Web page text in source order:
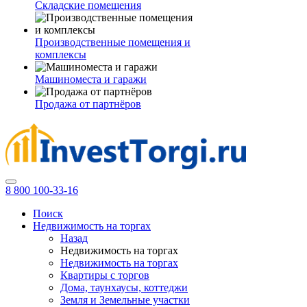
Складские помещения
Производственные помещения и
комплексы
Машиноместа и гаражи
Продажа от партнёров
8 800 100-33-16
Поиск
Недвижимость на торгах
Назад
Недвижимость на торгах
Недвижимость на торгах
Квартиры с торгов
Дома, таунхаусы, коттеджи
Земля и Земельные участки